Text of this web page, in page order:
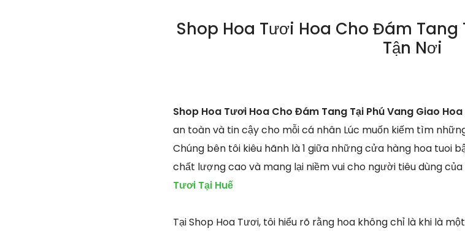
Shop Hoa Tươi Hoa Cho Đám Tang
Tận Nơi
Shop Hoa Tươi Hoa Cho Đám Tang Tại Phú Vang Giao Hoa
an toàn và tin cậy cho mỗi cá nhân Lúc muốn kiếm tìm
Chúng bên tôi kiêu hãnh là 1 giữa những cửa hàng hoa tuoi
chất lượng cao và mang lại niềm vui cho người tiêu dùng
Tươi Tại Huế
Tại Shop Hoa Tươi, tôi hiểu rõ rằng hoa không chỉ là khi là